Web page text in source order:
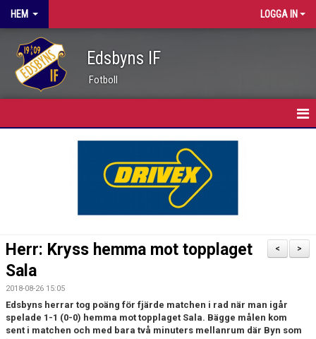
HEM LOGGA IN
Edsbyns IF
Fotboll
STYRELSE
TRÄNINGSKALENDER
>
<
Herr: Kryss hemma mot topplaget
Sala
2018-08-26 15:05
Edsbyns herrar tog poäng för fjärde matchen i rad när man igår
spelade 1-1 (0-0) hemma mot topplaget Sala. Bägge målen kom
sent i matchen och med bara två minuters mellanrum där Byn som